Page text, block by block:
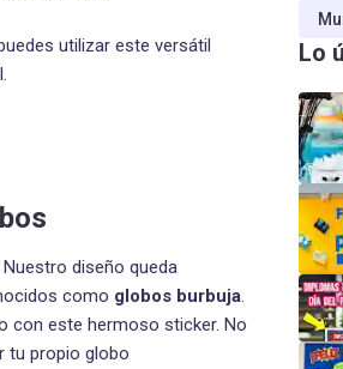
utilizar este versátil
diseño queda
como globos burbuja.
con este hermoso sticker. No
tu propio globo
Lo